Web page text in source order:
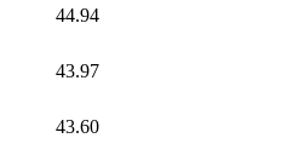
44.94
43.97
43.60